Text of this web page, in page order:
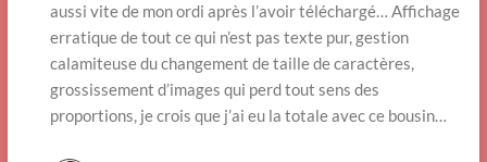
aussi vite de mon ordi après l’avoir téléchargé… Affichage
erratique de tout ce qui n’est pas texte pur, gestion
calamiteuse du changement de taille de caractères,
grossissement d’images qui perd tout sens des
proportions, je crois que j’ai eu la totale avec ce bousin…